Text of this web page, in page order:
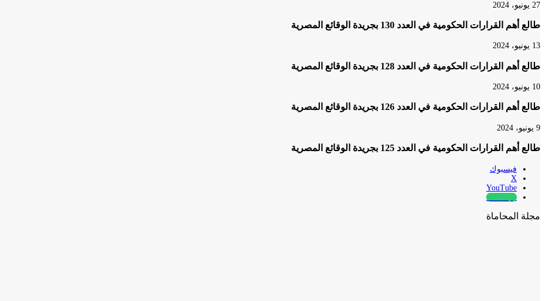
27 يونيو، 2024
طالع أهم القرارات الحكومية في العدد 130 بجريدة الوقائع المصرية
13 يونيو، 2024
طالع أهم القرارات الحكومية في العدد 128 بجريدة الوقائع المصرية
10 يونيو، 2024
طالع أهم القرارات الحكومية في العدد 126 بجريدة الوقائع المصرية
9 يونيو، 2024
طالع أهم القرارات الحكومية في العدد 125 بجريدة الوقائع المصرية
فيسبوك
‫X
‫YouTube
whatsapp
مجلة المحاماة